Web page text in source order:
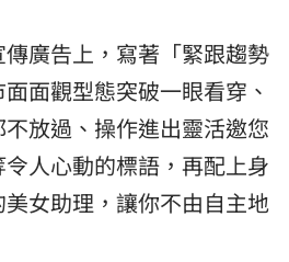
廣告上，寫著「緊跟趨勢
面觀型態突破一眼看穿、
放過、操作進出靈活邀您
人心動的標語，再配上身
女助理，讓你不由自主地